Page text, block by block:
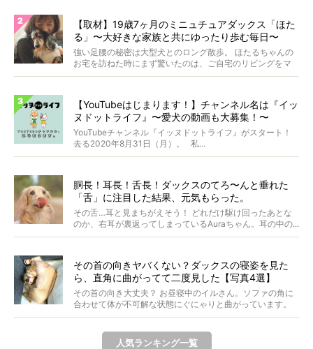
【取材】19歳7ヶ月のミニュチュアダックス「ほた
る」〜大好きな家族と共にゆったり歩む毎日〜
強い足腰の秘密は大型犬とのロング散歩。 ほたるちゃんの
お宅を訪ねた時にまず驚いたのは、ご自宅のリビングをマ
イペ...
【YouTubeはじまります！】チャンネル名は『イッ
ヌドットライフ』〜愛犬の動画も大募集！〜
YouTubeチャンネル『イッヌドットライフ』がスタート！
去る2020年8月31日（月）。 私...
胴長！耳長！舌長！ダックスのてろ〜んと垂れた
「舌」に注目した結果、元気もらった。
その舌…耳と見まちがえそう！ どれだけ駆け回ったあとな
のか、右耳が裏返ってしまっているAuraちゃん。耳の中の...
その首の向きヤバくない？ダックスの寝姿を見た
ら、直角に曲がってて二度見した【写真4選】
その首の向き大丈夫？ お昼寝中のイルさん。ソファの角に
合わせて体が不可解な状態にぐにゃりと曲がっています。
&...
人気ランキング一覧